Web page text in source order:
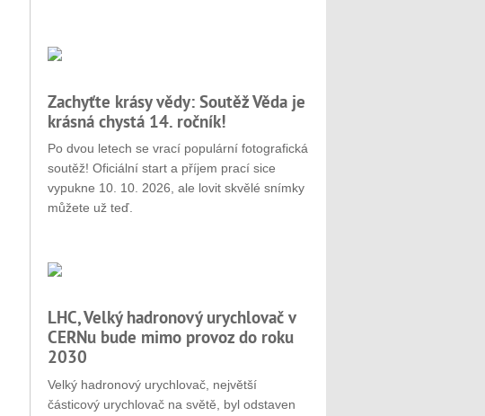
Zachyťte krásy vědy: Soutěž Věda je
krásná chystá 14. ročník!
Po dvou letech se vrací populární fotografická
soutěž! Oficiální start a příjem prací sice
vypukne 10. 10. 2026, ale lovit skvělé snímky
můžete už teď.
LHC, Velký hadronový urychlovač v
CERNu bude mimo provoz do roku
2030
Velký hadronový urychlovač, největší
částicový urychlovač na světě, byl odstaven